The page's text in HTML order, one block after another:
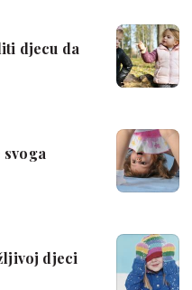
djecu da
djeci